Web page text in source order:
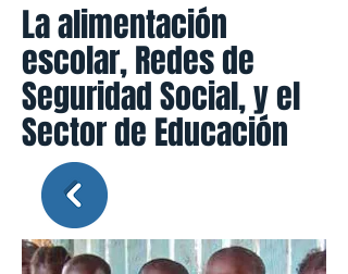
La alimentación
escolar, Redes de
Seguridad Social, y el
Sector de Educación